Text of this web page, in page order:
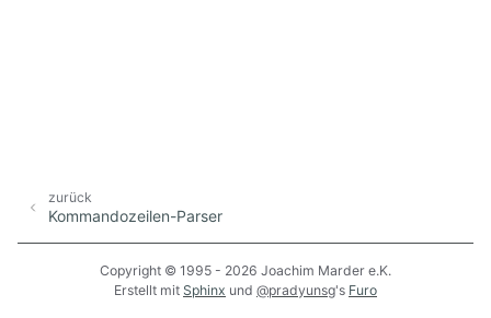
zurück
Kommandozeilen-Parser
Copyright © 1995 - 2026 Joachim Marder e.K.
Erstellt mit Sphinx und @pradyunsg's Furo